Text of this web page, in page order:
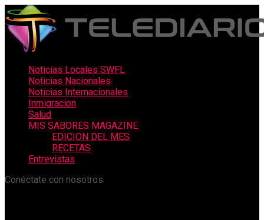
Noticias Locales SWFL
Noticias Nacionales
Noticias Internacionales
Inmigracion
Salud
MIS SABORES MAGAZINE
EDICION DEL MES
RECETAS
Entrevistas
Conéctate con nosotros